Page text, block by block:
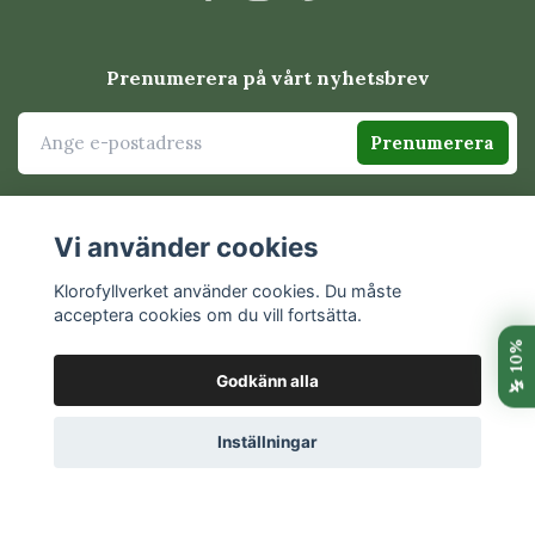
aktivt kol, vermikulit och salt.
Prenumerera på vårt nyhetsbrev
Prenumerera
© 2026 Klorofyllverket
Vi använder cookies
Klorofyllverket använder cookies. Du måste
acceptera cookies om du vill fortsätta.
Godkänn alla
Inställningar